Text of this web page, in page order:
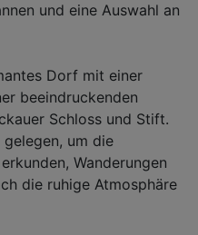
und eine Auswahl an
Dorf mit einer
beeindruckenden
Schloss und Stift.
um die
Wanderungen
die ruhige Atmosphäre